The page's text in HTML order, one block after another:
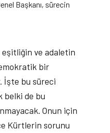
Başkanı, sürecin
eşitliğin ve adaletin
bir
İşte bu süreci
belki de bu
Onun için
Kürtlerin sorunu